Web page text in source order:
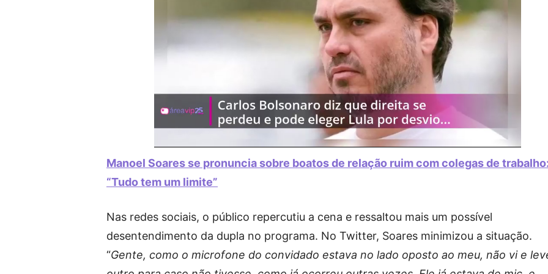
Manoel Soares se pronuncia sobre boatos de relação ruim com colegas de
“Tudo tem um limite”
Nas redes sociais, o público repercutiu a cena e ressaltou mais um possível
desentendimento da dupla no programa. No Twitter, Soares minimizou a situação.
“Gente, como o microfone do convidado estava no lado oposto ao meu, não vi e